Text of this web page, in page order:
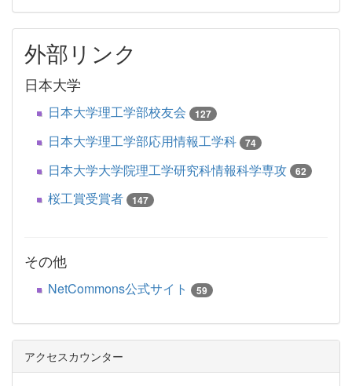
外部リンク
日本大学
日本大学理工学部校友会 127
日本大学理工学部応用情報工学科 74
日本大学大学院理工学研究科情報科学専攻 62
桜工賞受賞者 147
その他
NetCommons公式サイト 59
アクセスカウンター